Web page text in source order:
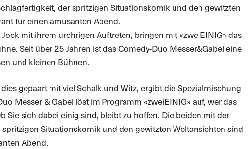
der spritzigen Situationskomik und den gewitzten
für einen amüsanten Abend.
mit ihrem urchrigen Auftreten, bringen mit «zweiEINIG» das
Seit über 25 Jahren ist das Comedy-Duo Messer&Gabel eine
und kleinen Bühnen.
gepaart mit viel Schalk und Witz, ergibt die Spezialmischung
Messer & Gabel löst im Programm «zweiEINIG» auf, wer das
Sie sich dabei einig sind, bleibt zu hoffen. Die beiden mit der
Situationskomik und den gewitzten Weltansichten sind
Abend.